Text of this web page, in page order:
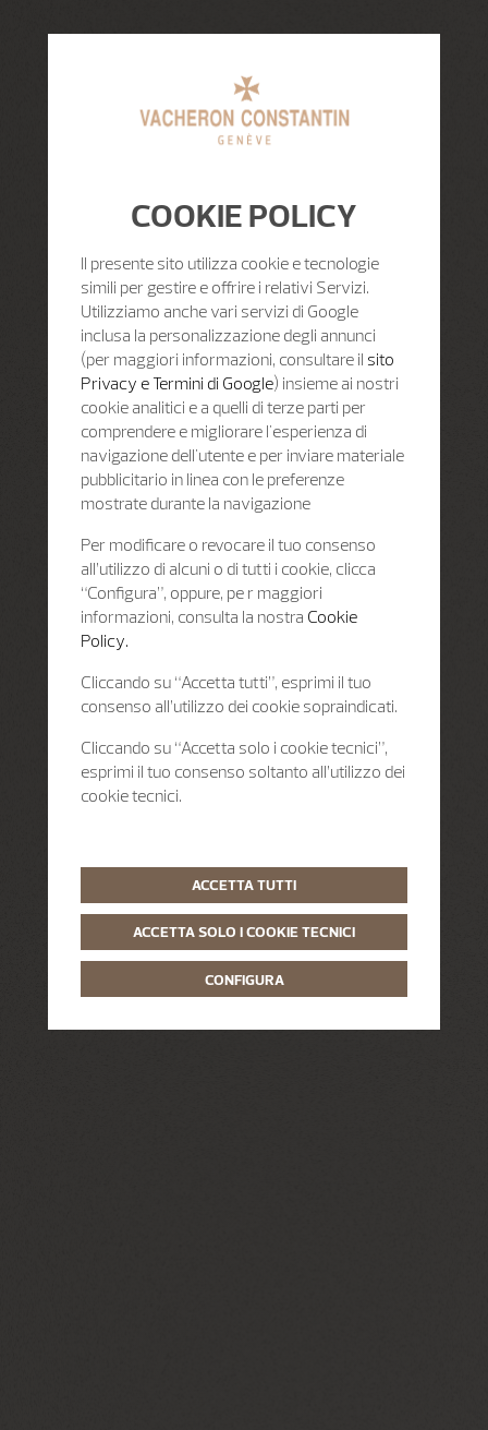
COOKIE POLICY
Il presente sito utilizza cookie e tecnologie
simili per gestire e offrire i relativi Servizi.
Utilizziamo anche vari servizi di Google
inclusa la personalizzazione degli annunci
(per maggiori informazioni, consultare il sito
Privacy e Termini di Google) insieme ai nostri
cookie analitici e a quelli di terze parti per
comprendere e migliorare l'esperienza di
navigazione dell'utente e per inviare materiale
pubblicitario in linea con le preferenze
mostrate durante la navigazione
Per modificare o revocare il tuo consenso
all’utilizzo di alcuni o di tutti i cookie, clicca
“Configura”, oppure, pe r maggiori
informazioni, consulta la nostra Cookie
Policy.
Cliccando su “Accetta tutti”, esprimi il tuo
consenso all’utilizzo dei cookie sopraindicati.
Cliccando su “Accetta solo i cookie tecnici”,
esprimi il tuo consenso soltanto all’utilizzo dei
cookie tecnici.
ACCETTA TUTTI
ACCETTA SOLO I COOKIE TECNICI
CONFIGURA